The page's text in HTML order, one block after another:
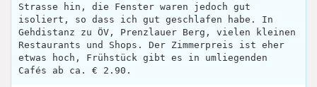
Strasse hin, die Fenster waren jedoch gut
isoliert, so dass ich gut geschlafen habe. In
Gehdistanz zu ÖV, Prenzlauer Berg, vielen kleinen
Restaurants und Shops. Der Zimmerpreis ist eher
etwas hoch, Frühstück gibt es in umliegenden
Cafés ab ca. € 2.90.